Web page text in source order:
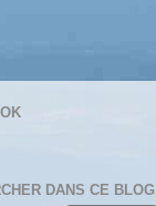
DANS CE BLOG